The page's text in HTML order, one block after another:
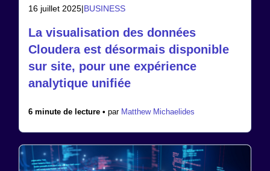
16 juillet 2025|BUSINESS
La visualisation des données
Cloudera est désormais disponible
sur site, pour une expérience
analytique unifiée
6 minute de lecture • par Matthew Michaelides